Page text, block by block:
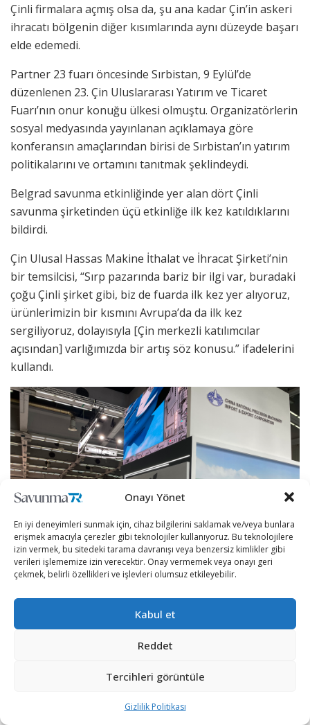
Onayı Yönet
En iyi deneyimleri sunmak için, cihaz bilgilerini saklamak ve/veya bunlara
erişmek amacıyla çerezler gibi teknolojiler kullanıyoruz. Bu teknolojilere
izin vermek, bu sitedeki tarama davranışı veya benzersiz kimlikler gibi
verileri işlememize izin verecektir. Onay vermemek veya onayı geri
çekmek, belirli özellikleri ve işlevleri olumsuz etkileyebilir.
Kabul et
Reddet
Tercihleri görüntüle
Gizlilik Politikası
Çinli firmalara açmış olsa da, şu ana kadar Çin’in askeri
ihracatı bölgenin diğer kısımlarında aynı düzeyde başarı
elde edemedi.
Partner 23 fuarı öncesinde Sırbistan, 9 Eylül’de
düzenlenen 23. Çin Uluslararası Yatırım ve Ticaret
Fuarı’nın onur konuğu ülkesi olmuştu. Organizatörlerin
sosyal medyasında yayınlanan açıklamaya göre
konferansın amaçlarından birisi de Sırbistan’ın yatırım
politikalarını ve ortamını tanıtmak şeklindeydi.
Belgrad savunma etkinliğinde yer alan dört Çinli
savunma şirketinden üçü etkinliğe ilk kez katıldıklarını
bildirdi.
Çin Ulusal Hassas Makine İthalat ve İhracat Şirketi’nin
bir temsilcisi, “Sırp pazarında bariz bir ilgi var, buradaki
çoğu Çinli şirket gibi, biz de fuarda ilk kez yer alıyoruz,
ürünlerimizin bir kısmını Avrupa’da da ilk kez
sergiliyoruz, dolayısıyla [Çin merkezli katılımcılar
açısından] varlığımızda bir artış söz konusu.” ifadelerini
kullandı.
Çin Ulusal Hassas Makine İthalat ve İhracat Şirketi
(China National Precision Machinery Import & Export
silah sistemleri tedarikçisi olarak tanıttı. Alçak irtifa ve
hedefleri etkisiz hale getirmek için yüksek enerjili ışınlar